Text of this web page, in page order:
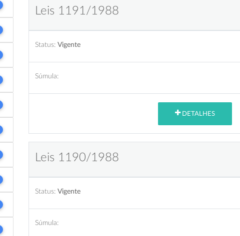
Leis 1191/1988
Status: Vigente
Súmula:
DETALHES
Leis 1190/1988
Status: Vigente
Súmula: